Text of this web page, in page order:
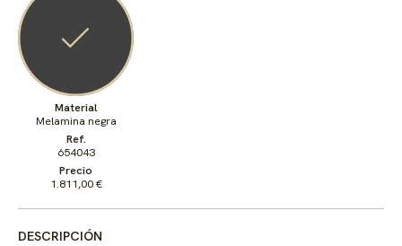
Material
Melamina negra
Ref.
654043
Precio
1.811,00 €
DESCRIPCIÓN